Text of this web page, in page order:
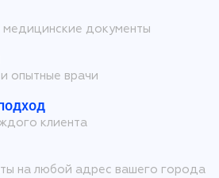
документы
опытные врачи
клиента
на любой адрес вашего города